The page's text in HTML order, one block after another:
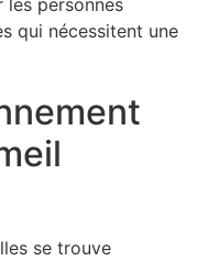
les personnes
qui nécessitent une
se trouve